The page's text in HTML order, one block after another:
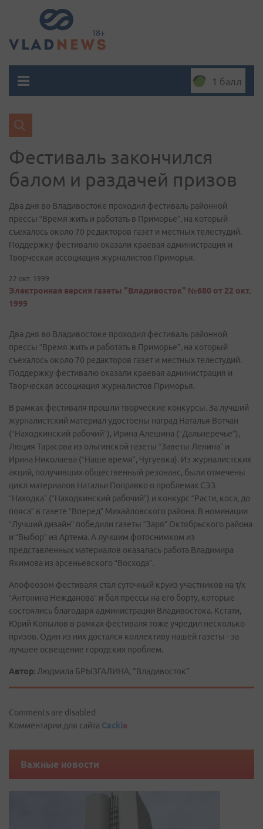
1 балл
Фестиваль закончился
балом и раздачей призов
Два дня во Владивостоке проходил фестиваль районной
прессы “Время жить и работать в Приморье”, на который
съехалось около 70 редакторов газет и местных телестудий.
Поддержку фестивалю оказали краевая администрация и
Творческая ассоциация журналистов Приморья.
22 окт. 1999
Электронная версия газеты "Владивосток" №680 от 22 окт.
1999
Два дня во Владивостоке проходил фестиваль районной
прессы “Время жить и работать в Приморье”, на который
съехалось около 70 редакторов газет и местных телестудий.
Поддержку фестивалю оказали краевая администрация и
Творческая ассоциация журналистов Приморья.
В рамках фестиваля прошли творческие конкурсы. За лучший
журналистский материал удостоены наград Наталья Вотчан
(“Находкинский рабочий”), Ирина Алешина (“Дальнеречье”),
Люция Тарасова из ольгинской газеты “Заветы Ленина” и
Ирина Николаева (“Наше время”, Чугуевка). Из журналистских
акций, получивших общественный резонанс, были отмечены
цикл материалов Натальи Поправко о проблемах СЭЗ
“Находка” (“Находкинский рабочий”) и конкурс “Расти, коса, до
пояса” в газете “Вперед” Михайловского района. В номинации
“Лучший дизайн” победили газеты “Заря” Октябрьского района
и “Выбор” из Артема. А лучшим фотоснимком из
представленных материалов оказалась работа Владимира
Якимова из арсеньевского “Восхода”.
Апофеозом фестиваля стал суточный круиз участников на т/х
“Антонина Нежданова” и бал прессы на его борту, которые
состоялись благодаря администрации Владивостока. Кстати,
Юрий Копылов в рамках фестиваля тоже учредил несколько
призов. Один из них достался коллективу нашей газеты - за
лучшее освещение городских проблем.
Автор: Людмила БРЫЗГАЛИНА, "Владивосток"
Comments are disabled
Комментарии для сайта Cackle
Важные новости